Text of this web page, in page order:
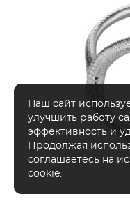
Наш сайт
улучшить работу
эффективность
Продолжая
соглашаетесь на
cookie.